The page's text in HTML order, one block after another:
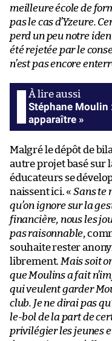
meilleure école de
pas le cas d’Yzeure.
perd un peu notre
été rejetée par le
n’est pas encore
Stéphane Moulin
apparaître »
Malgré le dépôt de
autre projet basé sur
éducateurs se
naissent ici. «Sans te
qu’on ignore sur la
financière, nous les
pas raisonnable,
souhaite rester
librement. Mais soit
que Moulins a fait
qui veulent garder
club. Je ne dirai pas
le-bol de la part de
privilégier les jeunes